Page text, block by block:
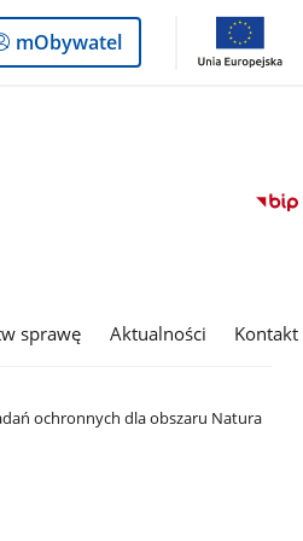
Logowanie
do
mObywatel
sprawę Aktualności Kontakt
ochronnych dla obszaru Natura